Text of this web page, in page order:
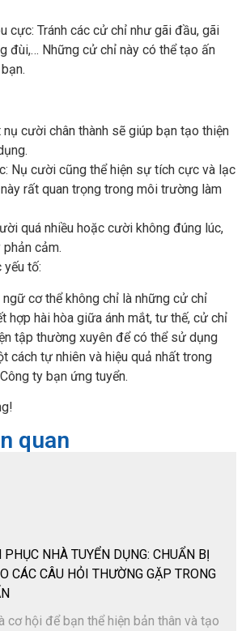
cực: Tránh các cử chỉ như gãi đầu, gãi
đùi,… Những cử chỉ này có thể tạo ấn
cười chân thành sẽ giúp bạn tạo thiện
Nụ cười cũng thể hiện sự tích cực và lạc
rất quan trọng trong môi trường làm
quá nhiều hoặc cười không đúng lúc,
cảm.
yếu tố:
ngữ cơ thể không chỉ là những cử chỉ
hợp hài hòa giữa ánh mắt, tư thế, cử chỉ
tập thường xuyên để có thể sử dụng
cách tự nhiên và hiệu quả nhất trong
ty bạn ứng tuyển.
quan
NHÀ TUYỂN DỤNG: CHUẨN BỊ
CÁC CÂU HỎI THƯỜNG GẶP TRONG
cơ hội để bạn thể hiện bản thân và tạo